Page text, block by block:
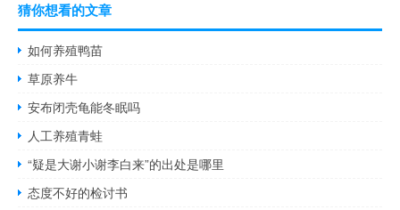
猜你想看的文章
如何养殖鸭苗
草原养牛
安布闭壳龟能冬眠吗
人工养殖青蛙
“疑是大谢小谢李白来”的出处是哪里
态度不好的检讨书